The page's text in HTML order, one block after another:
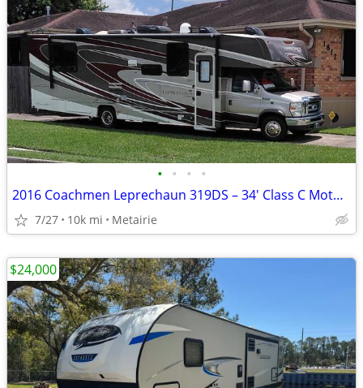
• • • •
2016 Coachmen Leprechaun 319DS – 34' Class C Motorhome – One Owner
7/27 10k mi Metairie
$24,000